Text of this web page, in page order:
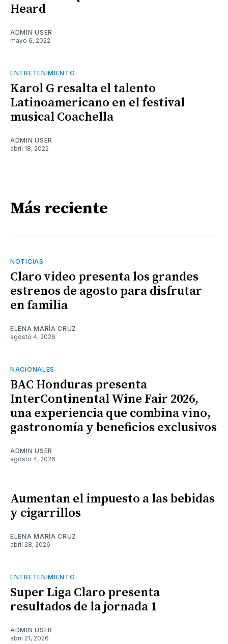
Heard
ADMIN USER
mayo 6, 2022
ENTRETENIMIENTO
Karol G resalta el talento
Latinoamericano en el festival
musical Coachella
ADMIN USER
abril 18, 2022
Más reciente
NOTICIAS
Claro video presenta los grandes
estrenos de agosto para disfrutar
en familia
ELENA MARÍA CRUZ
agosto 4, 2026
NACIONALES
BAC Honduras presenta
InterContinental Wine Fair 2026,
una experiencia que combina vino,
gastronomía y beneficios exclusivos
ADMIN USER
agosto 4, 2026
Aumentan el impuesto a las bebidas
y cigarrillos
ELENA MARÍA CRUZ
abril 28, 2026
ENTRETENIMIENTO
Super Liga Claro presenta
resultados de la jornada 1
ADMIN USER
abril 21, 2026